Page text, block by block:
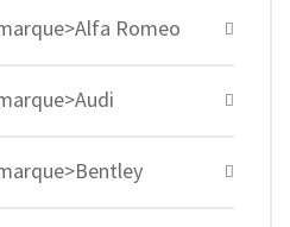
Romeo